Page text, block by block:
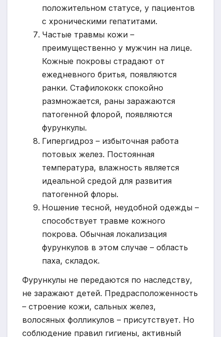
положительном статусе, у пациентов
с хроническими гепатитами.
Частые травмы кожи –
преимущественно у мужчин на лице.
Кожные покровы страдают от
ежедневного бритья, появляются
ранки. Стафилококк спокойно
размножается, раны заражаются
патогенной флорой, появляются
фурункулы.
Гипергидроз – избыточная работа
потовых желез. Постоянная
температура, влажность является
идеальной средой для развития
патогенной флоры.
Ношение тесной, неудобной одежды –
способствует травме кожного
покрова. Обычная локализация
фурункулов в этом случае – область
паха, складок.
Фурункулы не передаются по наследству,
не заражают детей. Предрасположенность
– строение кожи, сальных желез,
волосяных фолликулов – присутствует. Но
соблюдение правил гигиены, активный